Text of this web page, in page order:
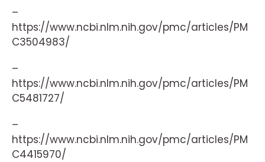
–
https://www.ncbi.nlm.nih.gov/pmc/articles/PM
C3504983/
–
https://www.ncbi.nlm.nih.gov/pmc/articles/PM
C5481727/
–
https://www.ncbi.nlm.nih.gov/pmc/articles/PM
C4415970/